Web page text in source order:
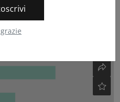
9
cosa succede quando